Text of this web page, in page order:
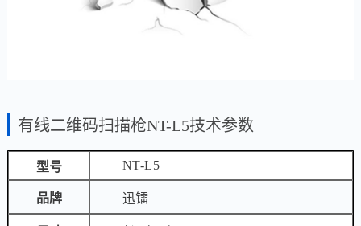
有线二维码扫描枪NT-L5技术参数
型号 NT-L5
品牌 迅镭